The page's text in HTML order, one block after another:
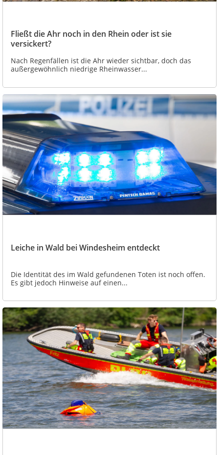
Fließt die Ahr noch in den Rhein oder ist sie
versickert?
Nach Regenfällen ist die Ahr wieder sichtbar, doch das
außergewöhnlich niedrige Rheinwasser...
Leiche in Wald bei Windesheim entdeckt
Die Identität des im Wald gefundenen Toten ist noch offen.
Es gibt jedoch Hinweise auf einen...